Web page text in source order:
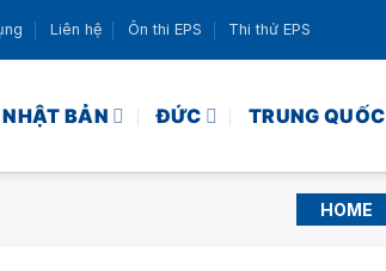
Liên hệ Ôn thi EPS Thi thử EPS
NHẬT BẢN ĐỨC TRUNG QUỐC
HOME